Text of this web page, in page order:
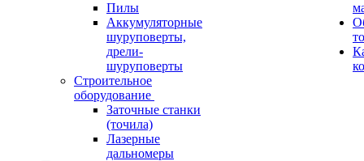
Пилы
Аккумуляторные
шуруповерты,
дрели-
шуруповерты
Строительное
оборудование
Заточные станки
(точила)
Лазерные
дальномеры